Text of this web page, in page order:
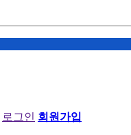
로그인 회원가입